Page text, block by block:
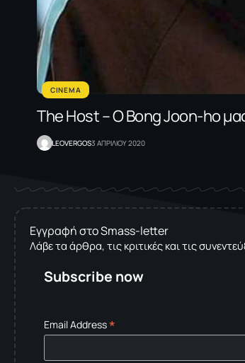
CINEMA
The Host – Ο Bong Joon-ho
LEOVERGOS3 ΑΠΡΙΛΙΟΥ 2020
Εγγραφή στο Smass-letter
Λάβε τα άρθρα, τις κριτικές και τις
Subscribe now
Email Address*